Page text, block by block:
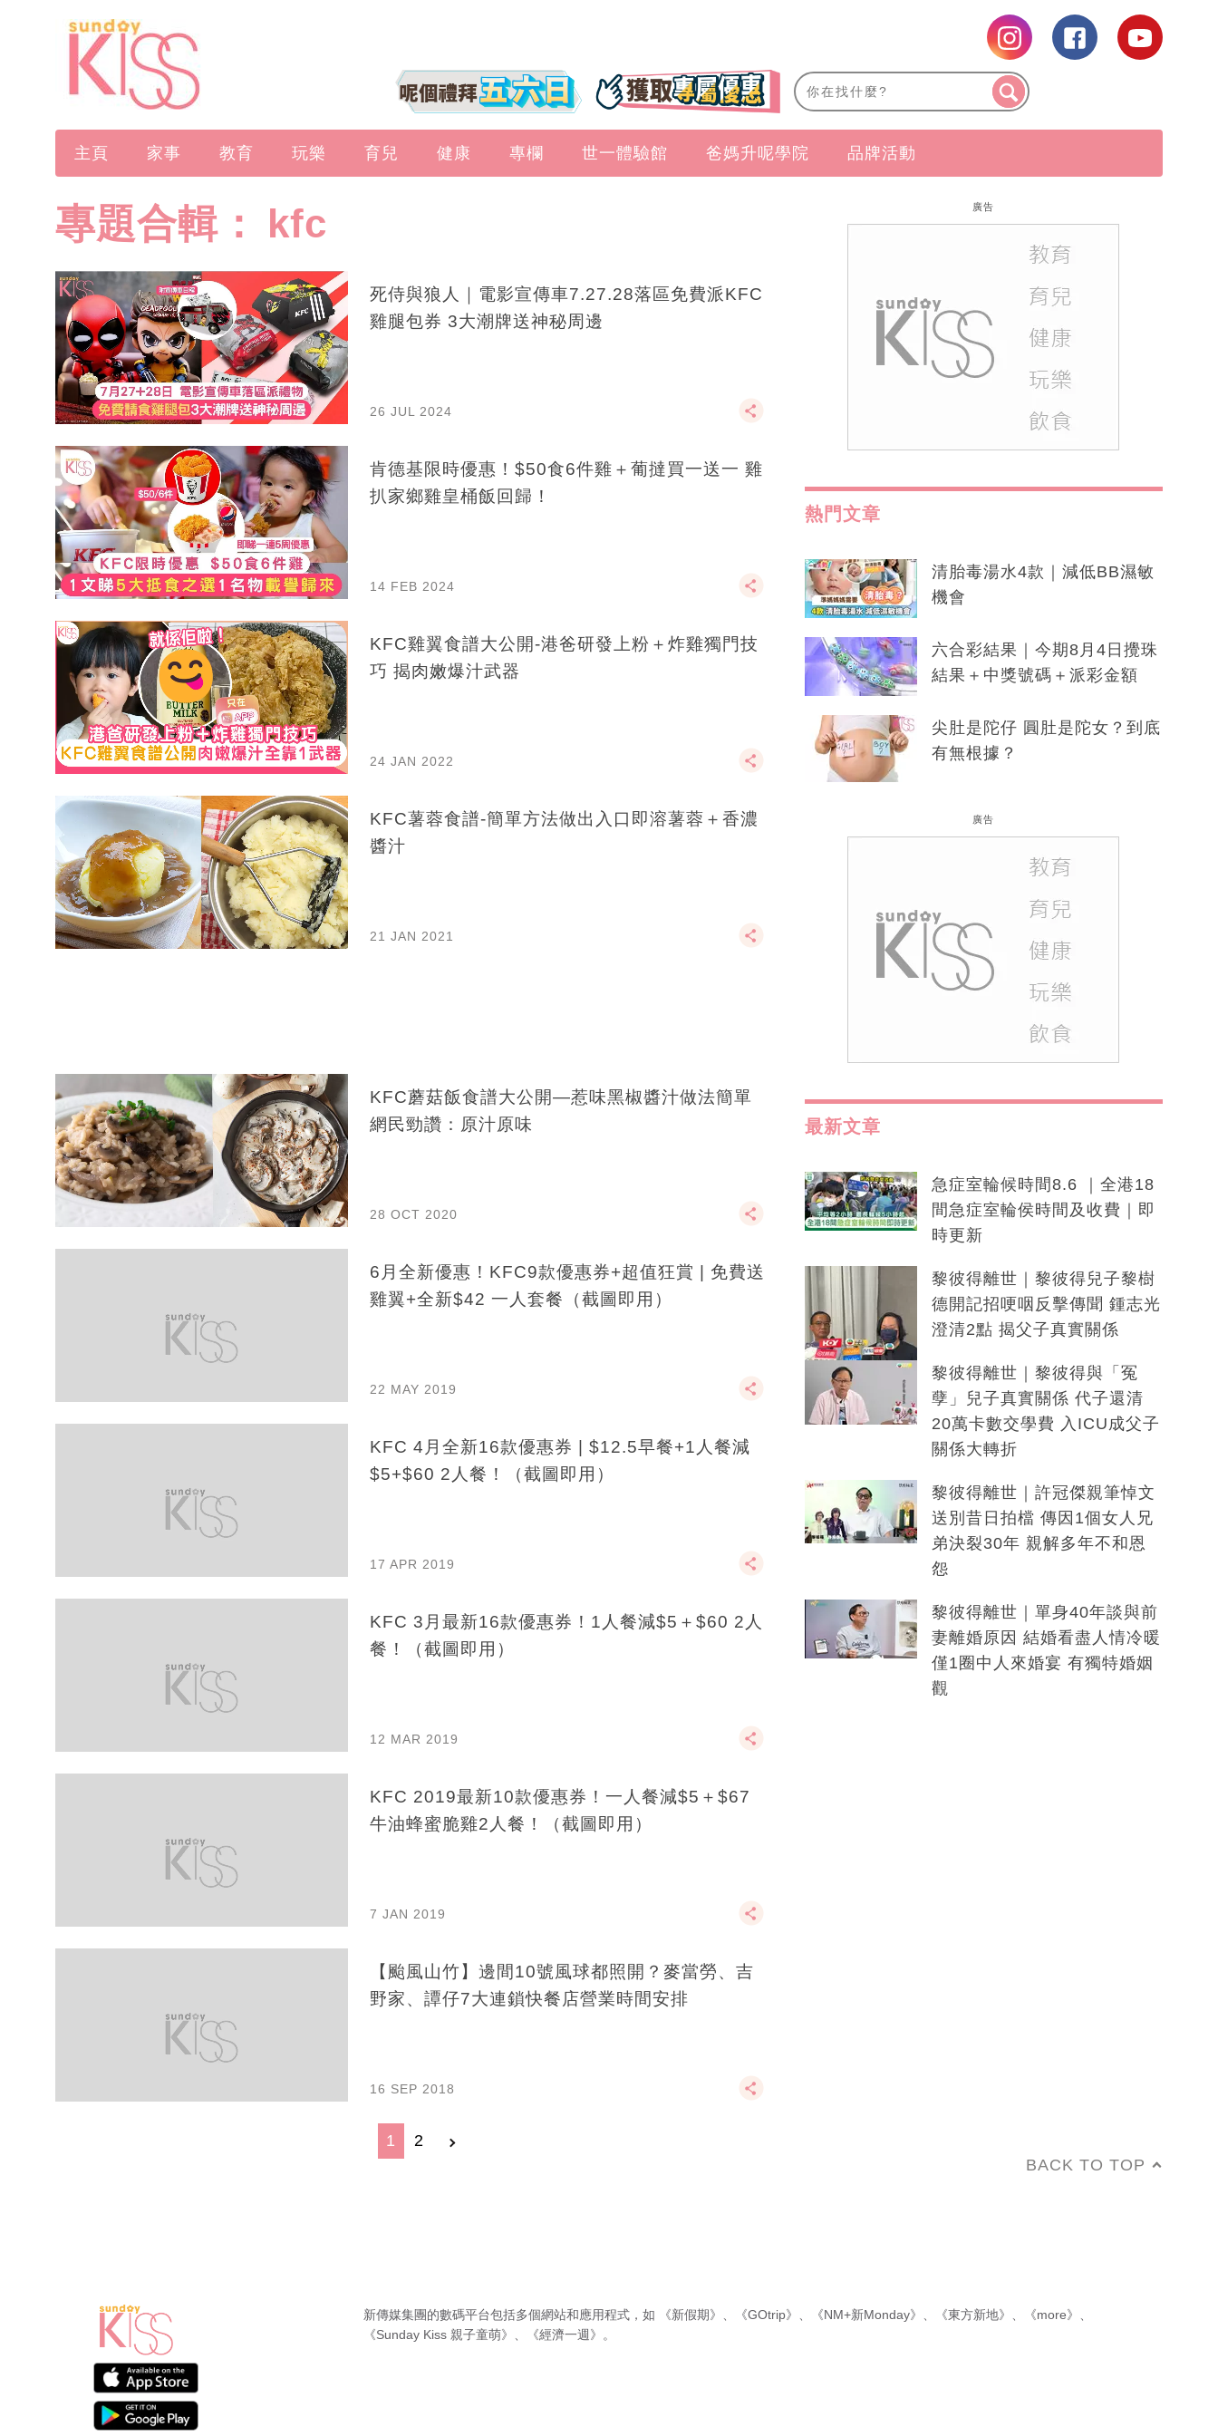
主頁 家事 教育 玩樂 育兒 健康 專欄 世一體驗館 爸媽升呢學院 品牌活動
專題合輯： kfc
死侍與狼人｜電影宣傳車7.27.28落區免費派KFC
雞腿包券 3大潮牌送神秘周邊
26 JUL 2024
肯德基限時優惠！$50食6件雞＋葡撻買一送一 雞
扒家鄉雞皇桶飯回歸！
14 FEB 2024
KFC雞翼食譜大公開-港爸研發上粉＋炸雞獨門技
巧 揭肉嫩爆汁武器
24 JAN 2022
KFC薯蓉食譜-簡單方法做出入口即溶薯蓉＋香濃
醬汁
21 JAN 2021
KFC蘑菇飯食譜大公開—惹味黑椒醬汁做法簡單
網民勁讚：原汁原味
28 OCT 2020
6月全新優惠！KFC9款優惠券+超值狂賞 | 免費送
雞翼+全新$42 一人套餐（截圖即用）
22 MAY 2019
KFC 4月全新16款優惠券 | $12.5早餐+1人餐減
$5+$60 2人餐！（截圖即用）
17 APR 2019
KFC 3月最新16款優惠券！1人餐減$5＋$60 2人
餐！（截圖即用）
12 MAR 2019
KFC 2019最新10款優惠券！一人餐減$5＋$67
牛油蜂蜜脆雞2人餐！（截圖即用）
7 JAN 2019
【颱風山竹】邊間10號風球都照開？麥當勞、吉
野家、譚仔7大連鎖快餐店營業時間安排
16 SEP 2018
1 2
廣告
熱門文章
清胎毒湯水4款｜減低BB濕敏
機會
六合彩結果｜今期8月4日攪珠
結果＋中獎號碼＋派彩金額
尖肚是陀仔 圓肚是陀女？到底
有無根據？
廣告
最新文章
急症室輪候時間8.6 ｜全港18
間急症室輪侯時間及收費｜即
時更新
黎彼得離世｜黎彼得兒子黎樹
德開記招哽咽反擊傳聞 鍾志光
澄清2點 揭父子真實關係
黎彼得離世｜黎彼得與「冤
孽」兒子真實關係 代子還清
20萬卡數交學費 入ICU成父子
關係大轉折
黎彼得離世｜許冠傑親筆悼文
送別昔日拍檔 傳因1個女人兄
弟決裂30年 親解多年不和恩
怨
黎彼得離世｜單身40年談與前
妻離婚原因 結婚看盡人情冷暖
僅1圈中人來婚宴 有獨特婚姻
觀
BACK TO TOP
新傳媒集團的數碼平台包括多個網站和應用程式，如 《新假期》 《GOtrip》 《NM+新Monday》 《東方新地》 《more》
《Sunday Kiss 親子童萌》
《經濟一週》 。